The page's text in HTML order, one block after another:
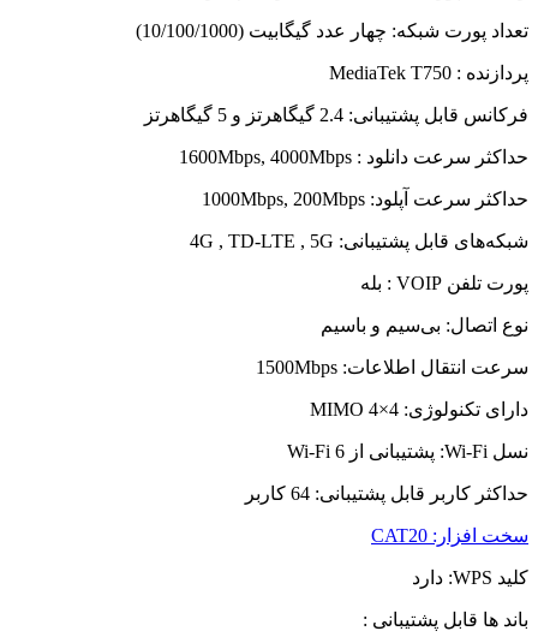
تعداد پورت شبکه: چهار عدد گیگابیت (10/100/1000)
پردازنده : MediaTek T750
فرکانس قابل پشتیبانی: 2.4 گیگاهرتز و 5 گیگاهرتز
حداکثر سرعت دانلود : 1600Mbps, 4000Mbps
حداکثر سرعت آپلود: 1000Mbps, 200Mbps
شبکه‌های قابل پشتیبانی: 4G , TD-LTE , 5G
پورت تلفن VOIP : بله
نوع اتصال: بی‌سیم و باسیم
سرعت انتقال اطلاعات: 1500Mbps
دارای تکنولوژی: MIMO 4×4
نسل Wi-Fi: پشتیبانی از Wi-Fi 6
حداکثر کاربر قابل پشتیبانی: 64 کاربر
سخت افزار: CAT20
کلید WPS: دارد
باند ها قابل پشتیبانی :